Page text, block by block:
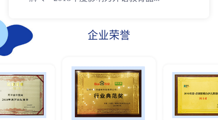
企业荣誉